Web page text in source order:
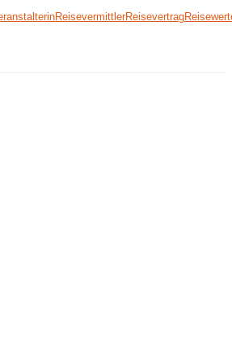
ReisevermittlerReisevertrag